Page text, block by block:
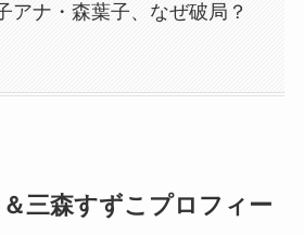
アナ・森葉子、なぜ破局？
三森すずこプロフィー